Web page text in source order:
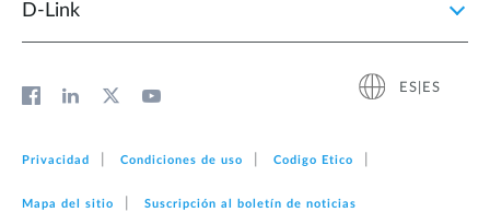
D‑Link
ES|ES
Privacidad Condiciones de uso Codigo Etico
Mapa del sitio Suscripción al boletín de noticias